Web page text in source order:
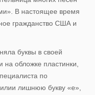
В настоящее время
гражданство США и
буквы в своей
обложке пластинки,
по
лишнюю букву «е»,